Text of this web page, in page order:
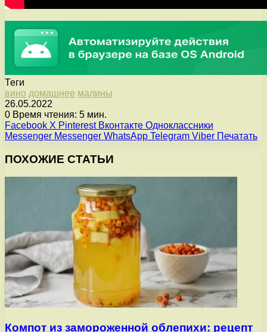
Теги
вино домашнее малины
26.05.2022
0 Время чтения: 5 мин.
Facebook X Pinterest Вконтакте Одноклассники
Messenger Messenger WhatsApp Telegram Viber Печатать
ПОХОЖИЕ СТАТЬИ
Компот из замороженной облепихи: рецепт